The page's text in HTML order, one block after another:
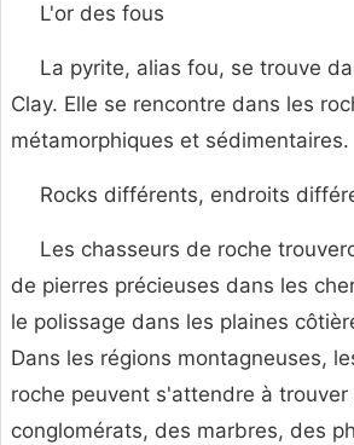
L'or des fous
La pyrite, alias fou, se trouve
Clay. Elle se rencontre dans les
métamorphiques et sédimentaires.
Rocks différents, endroits
Les chasseurs de roche
de pierres précieuses dans les
le polissage dans les plaines
Dans les régions montagneuses,
roche peuvent s'attendre à trouver
conglomérats, des marbres, des